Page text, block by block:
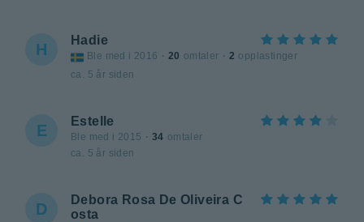
H
Hadie
Ble med i 2016 · 20 omtaler · 2 opplastinger
ca. 5 år siden
E
Estelle
Ble med i 2015 · 34 omtaler
ca. 5 år siden
D
Debora Rosa De Oliveira C
osta